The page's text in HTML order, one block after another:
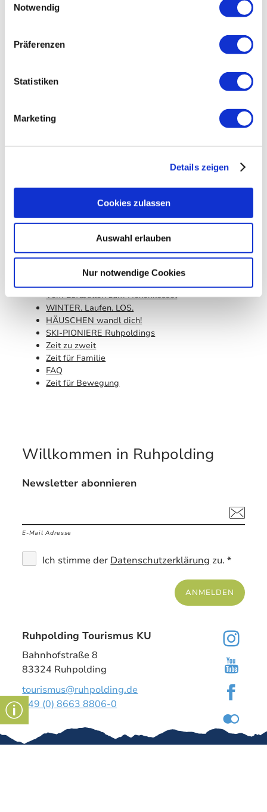
Notwendig
Präferenzen
Statistiken
Marketing
Details zeigen
Cookies zulassen
Auswahl erlauben
Nur notwendige Cookies
NÄCHSTER HALT – Ruhpolding
Unterwegs mit Franziska Preuß
Auf Spurensuche - Waldbahn
Das Ende der Almsaison
Des Königs neue Kleider
Hotel, Wirtshaus, Treffpunkt
Im Flow durch den Chiemgau
Dem Morgen entgegen
Der Mann der Sonderzüge
Junge Gesichter auf dem Grün
Lautlos durch der Wald
Vom Luftballon zum Hexenkessel
WINTER. Laufen. LOS.
HÄUSCHEN wandl dich!
SKI-PIONIERE Ruhpoldings
Zeit zu zweit
Zeit für Familie
FAQ
Zeit für Bewegung
Willkommen in Ruhpolding
Newsletter abonnieren
E-Mail Adresse
Ich stimme der Datenschutzerklärung zu. *
ANMELDEN
Ruhpolding Tourismus KU
Bahnhofstraße 8
83324 Ruhpolding
tourismus@ruhpolding.de
+49 (0) 8663 8806-0